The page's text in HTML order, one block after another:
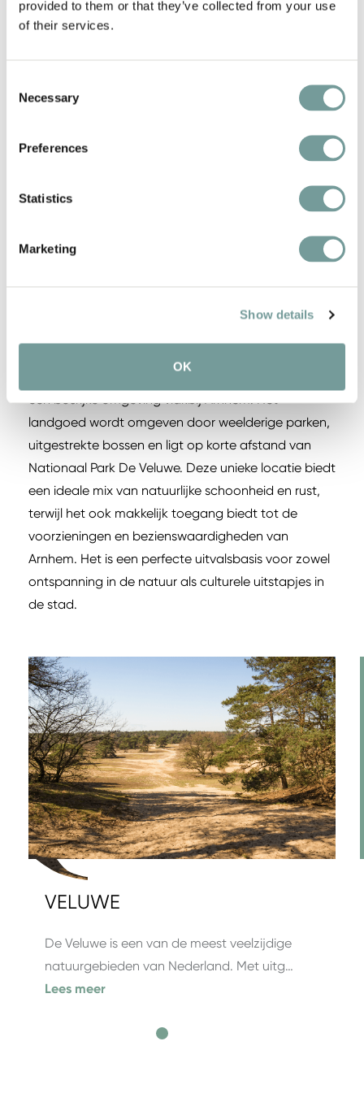
provided to them or that they’ve collected from your use
of their services.
Selection
Necessary
Preferences
Statistics
Marketing
Show details
OK
'Wijngaard Groot Warnsborn'
Fietsen beschikbaar
BIJZONDERHEDEN IN DE
Landgoed Groot Warnsborn is prachtig gelegen in
landgoed wordt omgeven door weelderige parken,
uitgestrekte bossen en ligt op korte afstand van
Nationaal Park De Veluwe. Deze unieke locatie biedt
een ideale mix van natuurlijke schoonheid en rust,
terwijl het ook makkelijk toegang biedt tot de
voorzieningen en bezienswaardigheden van
Arnhem. Het is een perfecte uitvalsbasis voor zowel
ontspanning in de natuur als culturele uitstapjes in
de stad.
VELUWE
De Veluwe is een van de meest veelzijdige
natuurgebieden van Nederland. Met uitg…
Lees meer